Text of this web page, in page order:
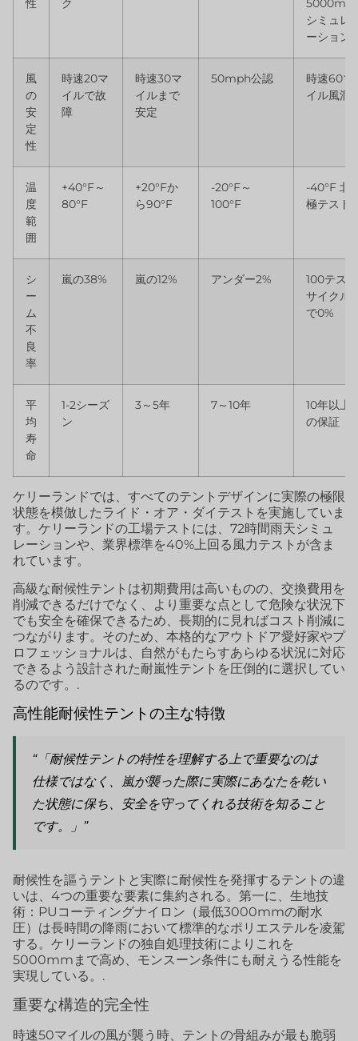
性
ク
5000mm
シミュレ
ーション
風
の
安
定
性
時速20マ
イルで故
障
時速30マ
イルまで
安定
50mph公認
時速60マ
イル風洞
温
度
範
囲
+40°F～
80°F
+20°Fか
ら90°F
-20°F～
100°F
-40°F 北
極テスト
シ
ー
ム
不
良
率
嵐の38% 嵐の12% アンダー2%
100テスト
サイクル
で0%
平
均
寿
命
1-2シーズ
ン
3～5年 7～10年
10年以上
の保証
ケリーランドでは、すべてのテントデザインに実際の極限
状態を模倣したライド・オア・ダイテストを実施していま
す。ケリーランドの工場テストには、72時間雨天シミュ
レーションや、業界標準を40%上回る風力テストが含ま
れています。
高級な耐候性テントは初期費用は高いものの、交換費用を
削減できるだけでなく、より重要な点として危険な状況下
でも安全を確保できるため、長期的に見ればコスト削減に
つながります。そのため、本格的なアウトドア愛好家やプ
ロフェッショナルは、自然がもたらすあらゆる状況に対応
できるよう設計された耐嵐性テントを圧倒的に選択してい
るのです。.
高性能耐候性テントの主な特徴
“「耐候性テントの特性を理解する上で重要なのは
仕様ではなく、嵐が襲った際に実際にあなたを乾い
た状態に保ち、安全を守ってくれる技術を知ること
です。」”
耐候性を謳うテントと実際に耐候性を発揮するテントの違
いは、4つの重要な要素に集約される。第一に、生地技
術：PUコーティングナイロン（最低3000mmの耐水
圧）は長時間の降雨において標準的なポリエステルを凌駕
する。ケリーランドの独自処理技術によりこれを
5000mmまで高め、モンスーン条件にも耐えうる性能を
実現している。.
重要な構造的完全性
時速50マイルの風が襲う時、テントの骨組みが最も脆弱